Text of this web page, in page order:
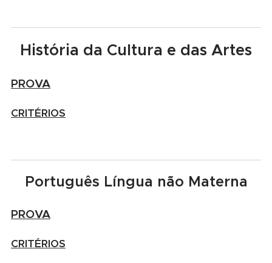
História da Cultura e das Artes
PROVA
CRITÉRIOS
Português Língua não Materna
PROVA
CRITÉRIOS